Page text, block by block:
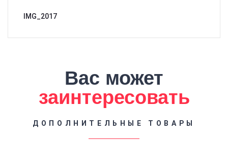
IMG_2017
Вас может
заинтересовать
ДОПОЛНИТЕЛЬНЫЕ ТОВАРЫ